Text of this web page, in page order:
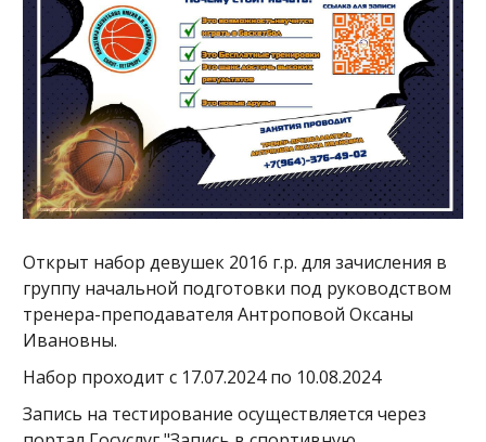
Открыт набор девушек 2016 г.р. для зачисления в
группу начальной подготовки под руководством
тренера-преподавателя Антроповой Оксаны
Ивановны.
Набор проходит с 17.07.2024 по 10.08.2024
Запись на тестирование осуществляется через